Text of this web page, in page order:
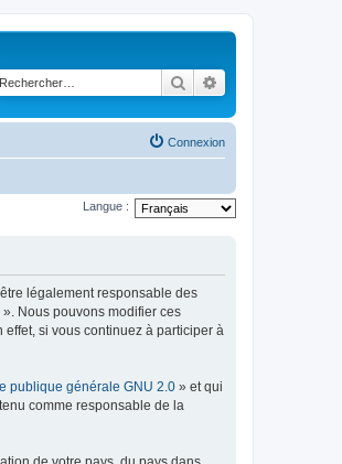
Rechercher
Connexion
Langue :
légalement responsable des
Nous pouvons modifier ces
si vous continuez à participer à
publique générale GNU 2.0 » et qui
comme responsable de la